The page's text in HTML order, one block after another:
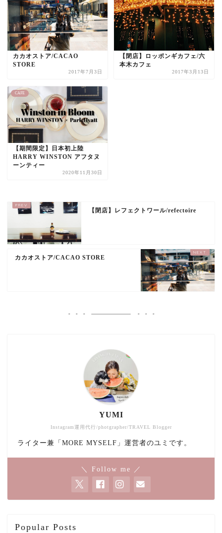
カカオストア/CACAO
STORE
2017年7月3日
【閉店】ロッポンギカフェ/六
本木カフェ
2017年3月13日
CAFE
【期間限定】日本初上陸
HARRY WINSTON アフタヌ
ーンティー
2020年11月30日
【閉店】レフェクトワール/refectoire
カカオストア/CACAO STORE
Instagram運用代行/photgrapher/TRAVEL Blogger
YUMI
ライター兼「MORE MYSELF」運営者のユミです。
＼ Follow me ／
Popular Posts